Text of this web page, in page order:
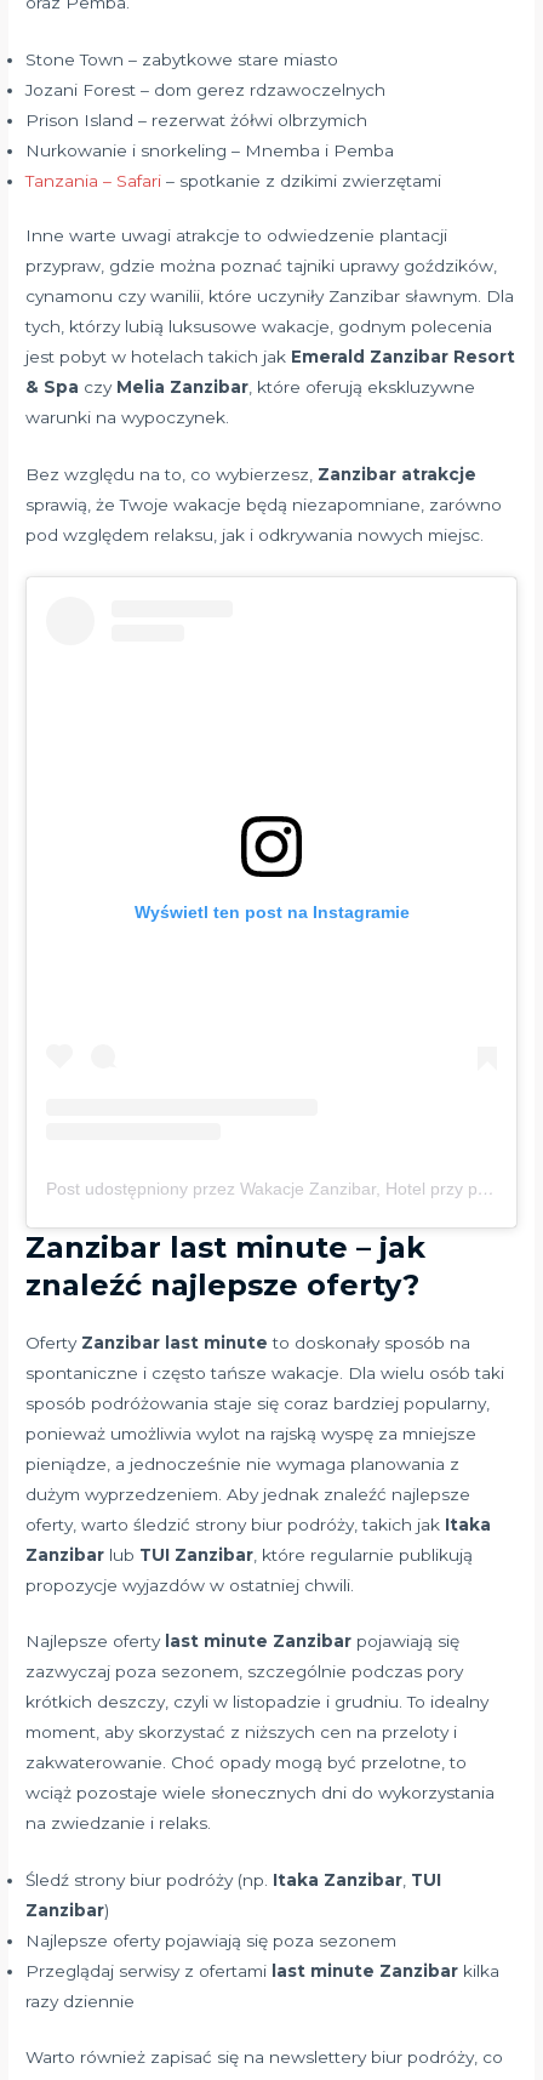
Stone Town – zabytkowe stare miasto
Jozani Forest – dom gerez rdzawoczelnych
Prison Island – rezerwat żółwi olbrzymich
Nurkowanie i snorkeling – Mnemba i Pemba
Tanzania – Safari – spotkanie z dzikimi zwierzętami
Inne warte uwagi atrakcje to odwiedzenie plantacji
przypraw, gdzie można poznać tajniki uprawy goździków,
cynamonu czy wanilii, które uczyniły Zanzibar sławnym. Dla
tych, którzy lubią luksusowe wakacje, godnym polecenia
jest pobyt w hotelach takich jak Emerald Zanzibar Resort
& Spa czy Melia Zanzibar , które oferują ekskluzywne
warunki na wypoczynek.
Bez względu na to, co wybierzesz, Zanzibar atrakcje
sprawią, że Twoje wakacje będą niezapomniane, zarówno
pod względem relaksu, jak i odkrywania nowych miejsc.
Wyświetl ten post na Instagramie
Post udostępniony przez Wakacje Zanzibar, Hotel przy plaży, Safari (@ladha_ya_zanzibar)
Zanzibar last minute – jak
znaleźć najlepsze oferty?
Oferty Zanzibar last minute to doskonały sposób na
spontaniczne i często tańsze wakacje. Dla wielu osób taki
sposób podróżowania staje się coraz bardziej popularny,
ponieważ umożliwia wylot na rajską wyspę za mniejsze
pieniądze, a jednocześnie nie wymaga planowania z
dużym wyprzedzeniem. Aby jednak znaleźć najlepsze
oferty, warto śledzić strony biur podróży, takich jak Itaka
Zanzibar lub TUI Zanzibar , które regularnie publikują
propozycje wyjazdów w ostatniej chwili.
Najlepsze oferty last minute Zanzibar pojawiają się
zazwyczaj poza sezonem, szczególnie podczas pory
krótkich deszczy, czyli w listopadzie i grudniu. To idealny
moment, aby skorzystać z niższych cen na przeloty i
zakwaterowanie. Choć opady mogą być przelotne, to
wciąż pozostaje wiele słonecznych dni do wykorzystania
na zwiedzanie i relaks.
Śledź strony biur podróży (np. Itaka Zanzibar, TUI
Zanzibar)
Najlepsze oferty pojawiają się poza sezonem
Przeglądaj serwisy z ofertami last minute Zanzibar kilka
razy dziennie
Warto również zapisać się na newslettery biur podróży, co